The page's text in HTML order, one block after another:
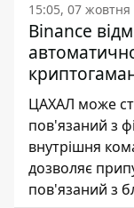
15:05, 07 жовтня
Binance
ЦАХАЛ може
пов'язаний з
внутрішня
дозволяє
пов'язаний з